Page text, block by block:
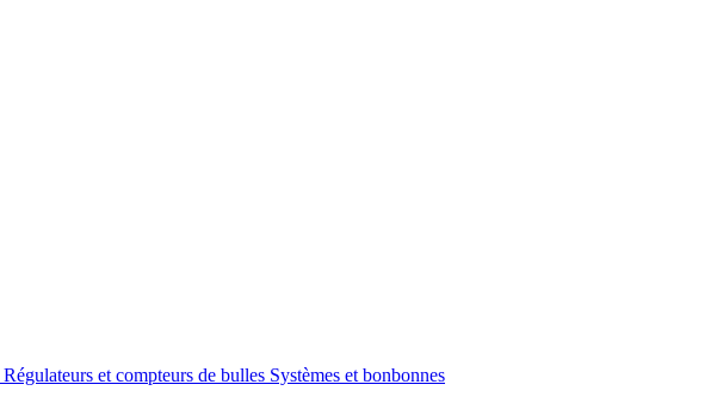
Régulateurs et compteurs de bulles Systèmes et bonbonnes